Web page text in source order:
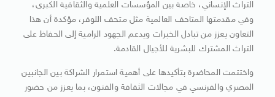
التراث الإنساني، خاصة بين المؤسسات العلمية والثقافية الكبرى،
وفي مقدمتها المتاحف العالمية مثل متحف اللوفر، مؤكدة أن هذا
التعاون يعزز من تبادل الخبرات ويدعم الجهود الرامية إلى الحفاظ على
التراث المشترك للبشرية للأجيال القادمة.
واختتمت المحاضرة بتأكيدها على أهمية استمرار الشراكة بين الجانبين
المصري والفرنسي في مجالات الثقافة والفنون، بما يعزز من حضور